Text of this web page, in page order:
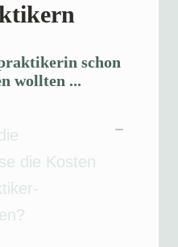
schon
wollten ...
die Kosten